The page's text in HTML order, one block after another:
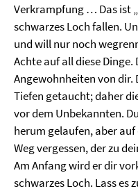
Verkrampfung … Das ist
schwarzes Loch fallen.
und will nur noch
Achte auf all diese
Angewohnheiten von dir.
Tiefen getaucht; daher
vor dem Unbekannten.
herum gelaufen, aber
Weg vergessen, der zu
Am Anfang wird er dir
schwarzes Loch. Lass es